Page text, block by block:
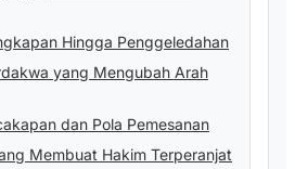
Hingga Penggeledahan
yang Mengubah Arah
dan Pola Pemesanan
Membuat Hakim Terperanjat